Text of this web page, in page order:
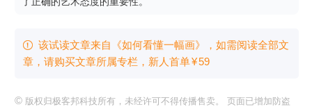
 该试读文章来自《如何看懂一幅画》，如需阅读全部文
章，请购买文章所属专栏 ，新⼈⾸单¥59
© 版权归极客邦科技所有，未经许可不得传播售卖。 页面已增加防盗